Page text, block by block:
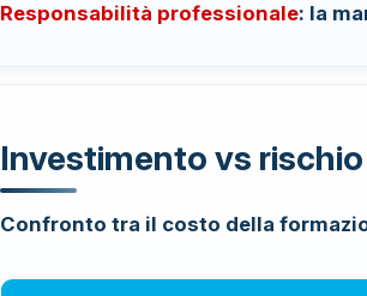
Responsabilità professionale: la
Investimento vs
Confronto tra il costo della